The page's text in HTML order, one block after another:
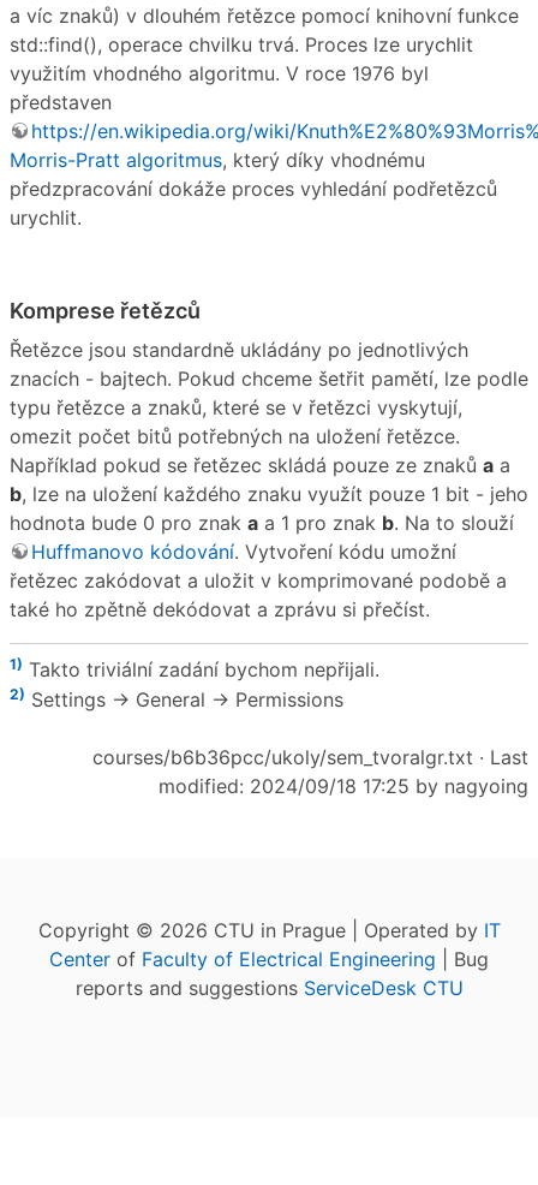
a víc znaků) v dlouhém řetězce pomocí knihovní funkce
std::find(), operace chvilku trvá. Proces lze urychlit
využitím vhodného algoritmu. V roce 1976 byl
představen
https://en.wikipedia.org/wiki/
Morris-Pratt algoritmus, který díky vhodnému
předzpracování dokáže proces vyhledání podřetězců
urychlit.
Komprese řetězců
Řetězce jsou standardně ukládány po jednotlivých
znacích - bajtech. Pokud chceme šetřit pamětí, lze podle
typu řetězce a znaků, které se v řetězci vyskytují,
omezit počet bitů potřebných na uložení řetězce.
Například pokud se řetězec skládá pouze ze znaků a a
b, lze na uložení každého znaku využít pouze 1 bit - jeho
hodnota bude 0 pro znak a a 1 pro znak b. Na to slouží
Huffmanovo kódování. Vytvoření kódu umožní
řetězec zakódovat a uložit v komprimované podobě a
také ho zpětně dekódovat a zprávu si přečíst.
1) Takto triviální zadání bychom nepřijali.
2) Settings → General → Permissions
courses/b6b36pcc/ukoly/sem_tvoralgr.txt · Last
modified: 2024/09/18 17:25 by nagyoing
Copyright © 2026 CTU in Prague | Operated by IT
Center of Faculty of Electrical Engineering | Bug
reports and suggestions ServiceDesk CTU